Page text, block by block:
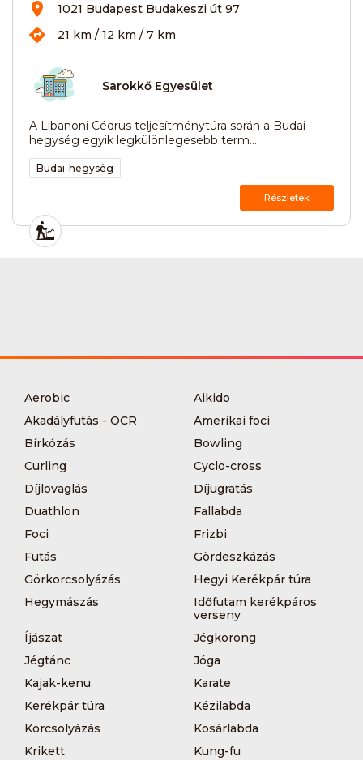
1021 Budapest Budakeszi út 97
21 km / 12 km / 7 km
Sarokkő Egyesület
A Libanoni Cédrus teljesítménytúra során a Budai-
hegység egyik legkülönlegesebb term...
Budai-hegység
Részletek
Aerobic
Aikido
Akadályfutás - OCR
Amerikai foci
Bírkózás
Bowling
Curling
Cyclo-cross
Díjlovaglás
Díjugratás
Duathlon
Fallabda
Foci
Frizbi
Futás
Gördeszkázás
Görkorcsolyázás
Hegyi Kerékpár túra
Hegymászás
Időfutam kerékpáros
verseny
Íjászat
Jégkorong
Jégtánc
Jóga
Kajak-kenu
Karate
Kerékpár túra
Kézilabda
Korcsolyázás
Kosárlabda
Krikett
Kung-fu